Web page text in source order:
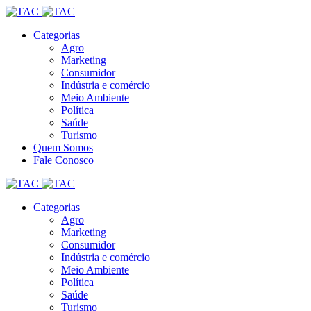
Categorias
Agro
Marketing
Consumidor
Indústria e comércio
Meio Ambiente
Política
Saúde
Turismo
Quem Somos
Fale Conosco
Categorias
Agro
Marketing
Consumidor
Indústria e comércio
Meio Ambiente
Política
Saúde
Turismo